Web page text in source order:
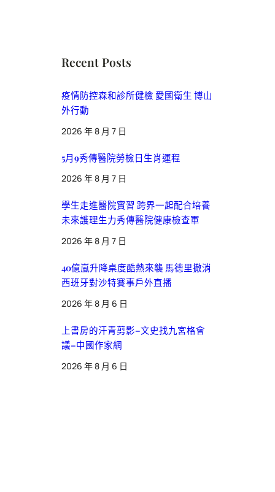
Recent Posts
疫情防控森和診所健檢 愛國衛生 博山
外行動
2026 年 8 月 7 日
5月9秀傳醫院勞檢日生肖運程
2026 年 8 月 7 日
學生走進醫院實習 跨界一起配合培養
未來護理生力秀傳醫院健康檢查軍
2026 年 8 月 7 日
40億嵐升降桌度酷熱來襲 馬德里撤消
西班牙對沙特賽事戶外直播
2026 年 8 月 6 日
上書房的汗青剪影–文史找九宮格會
議–中國作家網
2026 年 8 月 6 日